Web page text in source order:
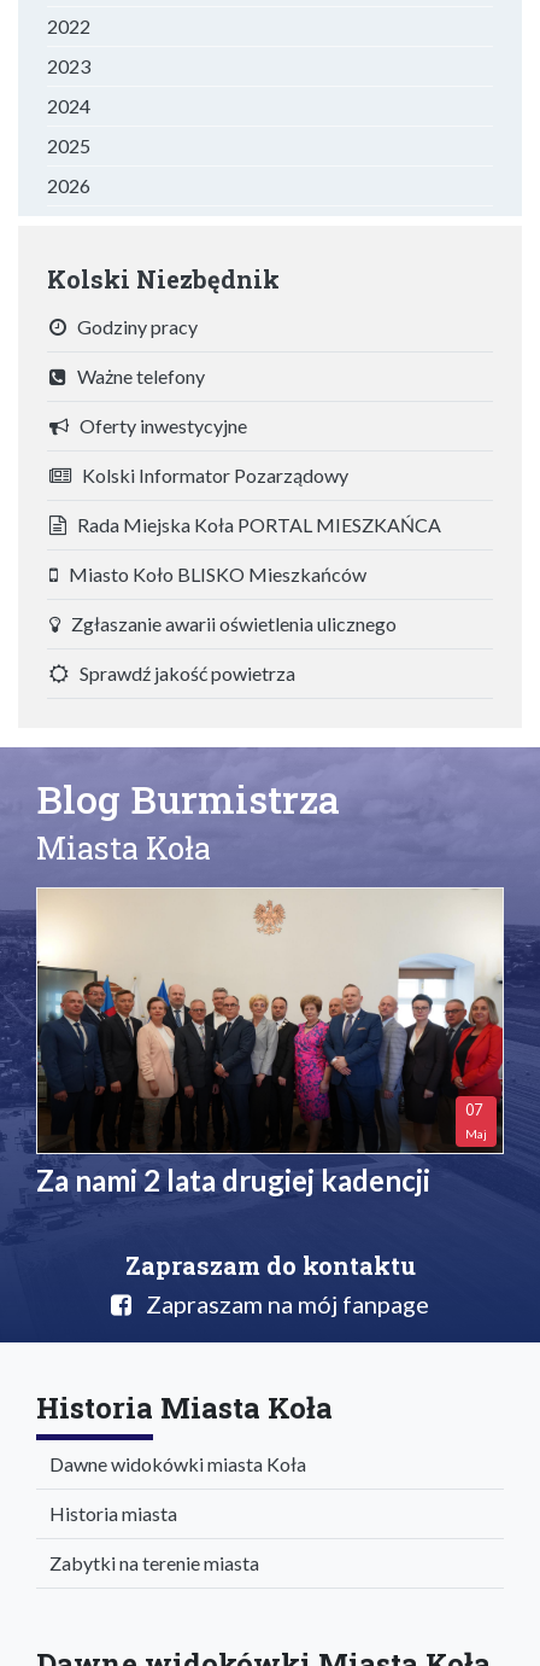
2022
2023
2024
2025
2026
Kolski Niezbędnik
Godziny pracy
Ważne telefony
Oferty inwestycyjne
Kolski Informator Pozarządowy
Rada Miejska Koła PORTAL MIESZKAŃCA
Miasto Koło BLISKO Mieszkańców
Zgłaszanie awarii oświetlenia ulicznego
Sprawdź jakość powietrza
Blog Burmistrza
Miasta Koła
07
Maj
Za nami 2 lata drugiej kadencji
Zapraszam do kontaktu
Zapraszam na mój fanpage
Historia Miasta Koła
Dawne widokówki miasta Koła
Historia miasta
Zabytki na terenie miasta